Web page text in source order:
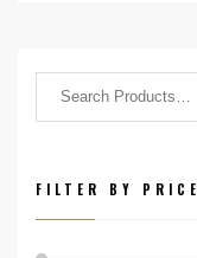
FILTER BY PRICE